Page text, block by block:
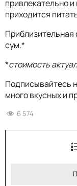
привлекательно и
приходится
Приблизительная
сум.*
*стоимость
Подписывайтесь
много вкусных и
6 574